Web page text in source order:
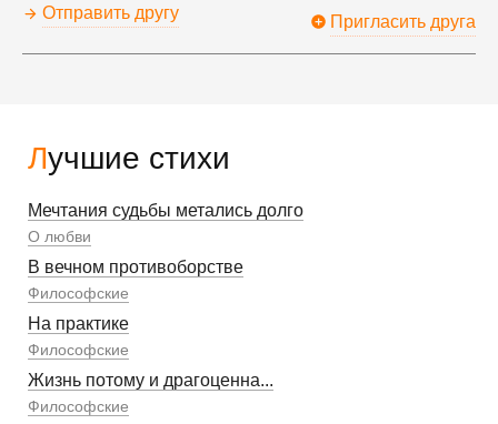
Лучшие стихи
Мечтания судьбы метались долго
О любви
В вечном противоборстве
Философские
На практике
Философские
Жизнь потому и драгоценна...
Философские
Отправить другу Пригласить друга